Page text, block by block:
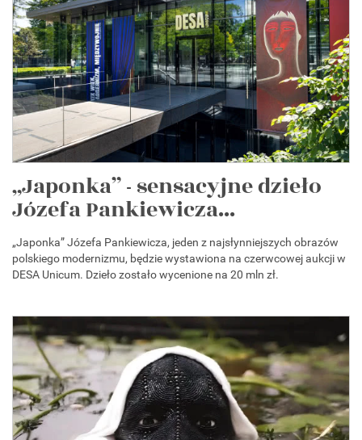
„Japonka” - sensacyjne dzieło
Józefa Pankiewicza...
„Japonka” Józefa Pankiewicza, jeden z najsłynniejszych obrazów
polskiego modernizmu, będzie wystawiona na czerwcowej aukcji w
DESA Unicum. Dzieło zostało wycenione na 20 mln zł.